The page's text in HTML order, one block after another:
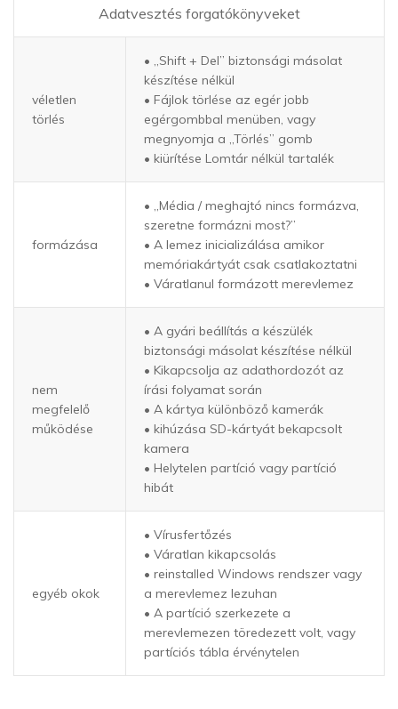
Adatvesztés forgatókönyveket
véletlen
törlés
• „Shift + Del” biztonsági másolat
készítése nélkül
• Fájlok törlése az egér jobb
egérgombbal menüben, vagy
megnyomja a „Törlés” gomb
• kiürítése Lomtár nélkül tartalék
formázása
• „Média / meghajtó nincs formázva,
szeretne formázni most?”
• A lemez inicializálása amikor
memóriakártyát csak csatlakoztatni
• Váratlanul formázott merevlemez
nem
megfelelő
működése
• A gyári beállítás a készülék
biztonsági másolat készítése nélkül
• Kikapcsolja az adathordozót az
írási folyamat során
• A kártya különböző kamerák
• kihúzása SD-kártyát bekapcsolt
kamera
• Helytelen partíció vagy partíció
hibát
egyéb okok
• Vírusfertőzés
• Váratlan kikapcsolás
• reinstalled Windows rendszer vagy
a merevlemez lezuhan
• A partíció szerkezete a
merevlemezen töredezett volt, vagy
partíciós tábla érvénytelen